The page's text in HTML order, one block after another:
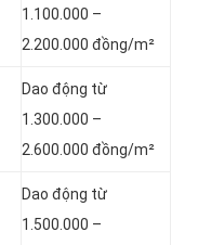
1.100.000 –
2.200.000 đồng/m²
Dao động từ
1.300.000 –
2.600.000 đồng/m²
Dao động từ
1.500.000 –